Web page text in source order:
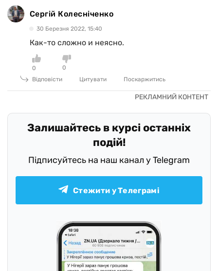
Сергій Колесніченко
30 Березня 2022, 15:40
Как-то сложно и неясно.
0
0
Відповісти
Цитувати Поскаржитись
Залишайтесь в курсі останніх
подій!
Підписуйтесь на наш канал у Telegram
Стежити у Телеграмі